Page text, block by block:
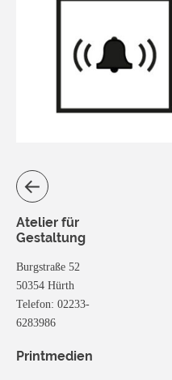
Atelier für
Gestaltung
Burgstraße 52
50354 Hürth
Telefon: 02233-
6283986
Printmedien